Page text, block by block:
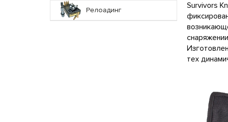
Релоадинг
Survivors
тех